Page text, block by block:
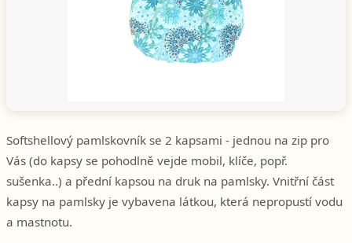
Softshellový pamlskovník se 2 kapsami - jednou na zip pro
Vás (do kapsy se pohodlně vejde mobil, klíče, popř.
sušenka..) a přední kapsou na druk na pamlsky. Vnitřní část
kapsy na pamlsky je vybavena látkou, která nepropustí vodu
a mastnotu.